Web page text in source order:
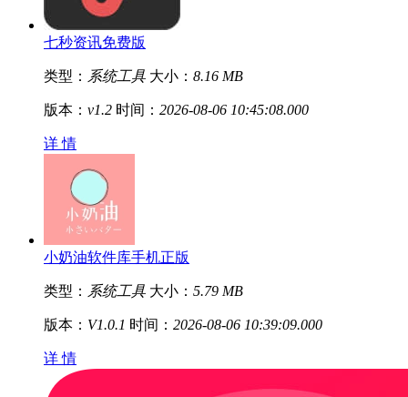
七秒资讯免费版
类型： 系统工具 大小： 8.16 MB
版本： v1.2 时间： 2026-08-06 10:45:08.000
详 情
小奶油软件库手机正版
类型： 系统工具 大小： 5.79 MB
版本： V1.0.1 时间： 2026-08-06 10:39:09.000
详 情